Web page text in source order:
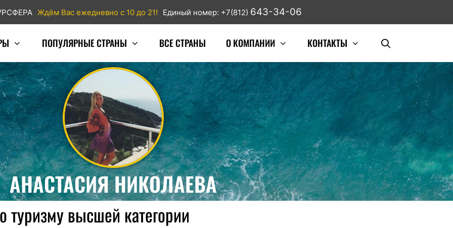
Ждём Вас ежедневно с 10 до 21! Единый номер: +7(812) 643-34-06
ПОПУЛЯРНЫЕ СТРАНЫ ВСЕ СТРАНЫ О КОМПАНИИ КОНТАКТЫ
АНАСТАСИЯ НИКОЛАЕВА
туризму высшей категории